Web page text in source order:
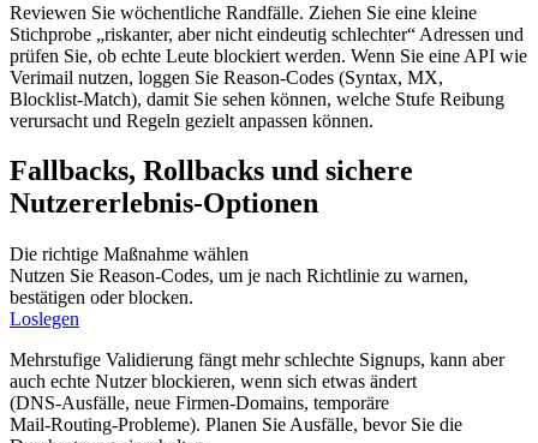
Reviewen Sie wöchentliche Randfälle. Ziehen Sie eine kleine
Stichprobe „riskanter, aber nicht eindeutig schlechter“ Adressen und
prüfen Sie, ob echte Leute blockiert werden. Wenn Sie eine API wie
Verimail nutzen, loggen Sie Reason‑Codes (Syntax, MX,
Blocklist‑Match), damit Sie sehen können, welche Stufe Reibung
verursacht und Regeln gezielt anpassen können.
Fallbacks, Rollbacks und sichere
Nutzererlebnis‑Optionen
Die richtige Maßnahme wählen
Nutzen Sie Reason-Codes, um je nach Richtlinie zu warnen,
bestätigen oder blocken.
Loslegen
Mehrstufige Validierung fängt mehr schlechte Signups, kann aber
auch echte Nutzer blockieren, wenn sich etwas ändert
(DNS‑Ausfälle, neue Firmen‑Domains, temporäre
Mail‑Routing‑Probleme). Planen Sie Ausfälle, bevor Sie die